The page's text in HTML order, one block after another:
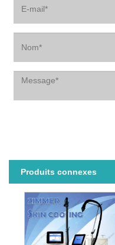
Produits connexes